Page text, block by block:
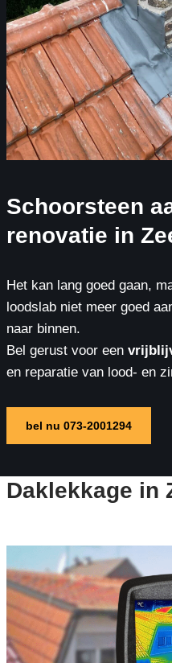
Schoorsteen
renovatie in
Het kan lang goed gaan,
loodslab niet meer goed
naar binnen.
Bel gerust voor een
en reparatie van lood- en
bel nu 073-2001294
Daklekkage in